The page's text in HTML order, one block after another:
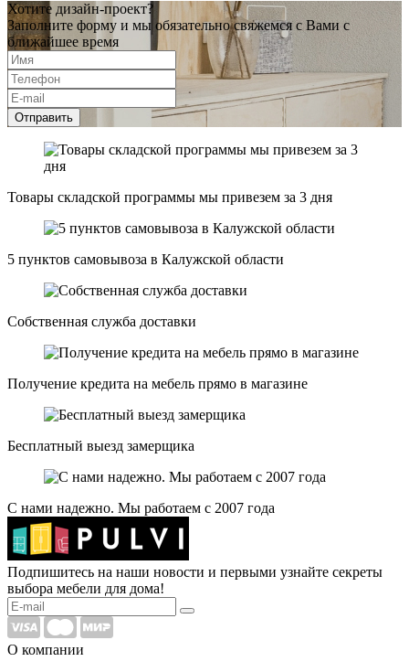
Хотите дизайн-проект?
Заполните форму и мы обязательно свяжемся с Вами с
ближайшее время
Отправить
Товары складской программы мы привезем за 3 дня
5 пунктов самовывоза в Калужской области
Собственная служба доставки
Получение кредита на мебель прямо в магазине
Бесплатный выезд замерщика
С нами надежно. Мы работаем с 2007 года
Подпишитесь на наши новости и первыми узнайте секреты
выбора мебели для дома!
О компании